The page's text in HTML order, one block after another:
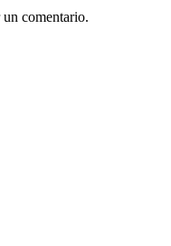
un comentario.